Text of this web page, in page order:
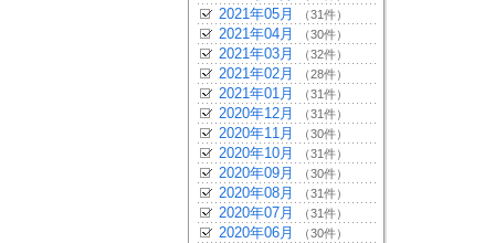
2021年05月 （31件）
2021年04月 （30件）
2021年03月 （32件）
2021年02月 （28件）
2021年01月 （31件）
2020年12月 （31件）
2020年11月 （30件）
2020年10月 （31件）
2020年09月 （30件）
2020年08月 （31件）
2020年07月 （31件）
2020年06月 （30件）